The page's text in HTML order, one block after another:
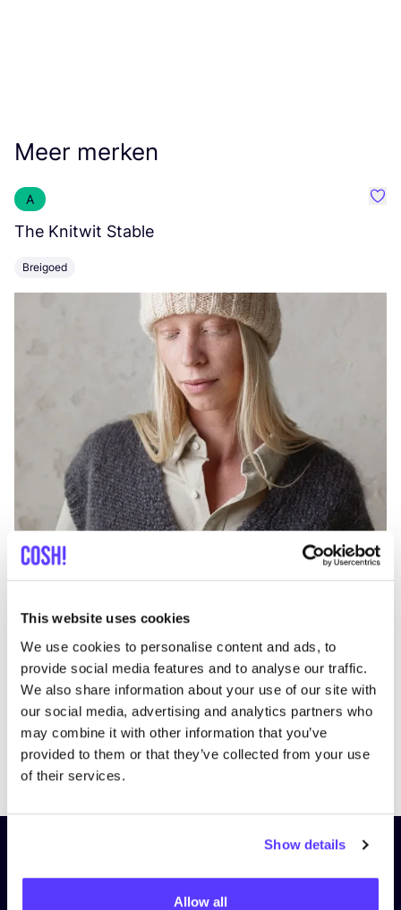
This website uses cookies
We use cookies to personalise content and ads, to
provide social media features and to analyse our traffic.
We also share information about your use of our site with
our social media, advertising and analytics partners who
may combine it with other information that you’ve
provided to them or that they’ve collected from your use
of their services.
Show details
Allow all
Meer merken
A
The Knitwit Stable
Breigoed
PreviousNext
Schrijf je in op onze nieuwsbrief
en blijf op de hoogte!